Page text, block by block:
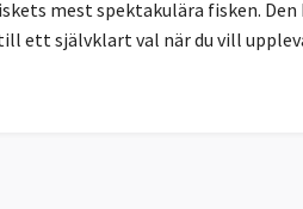
mest spektakulära fisken.
ett självklart val när du vill